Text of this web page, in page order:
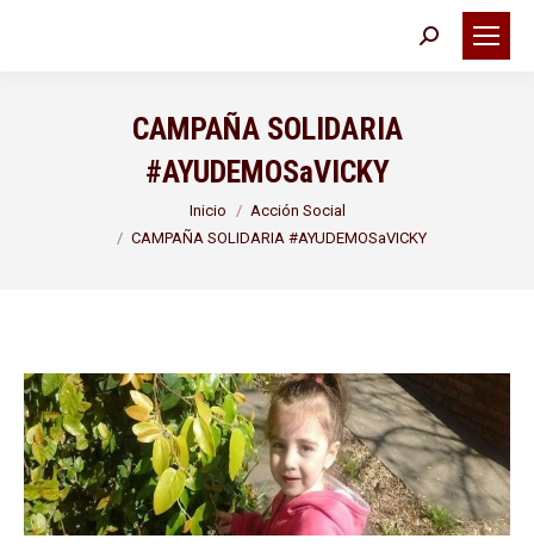
Buscar:
CAMPAÑA SOLIDARIA
#AYUDEMOSaVICKY
Inicio
Acción Social
CAMPAÑA SOLIDARIA #AYUDEMOSaVICKY